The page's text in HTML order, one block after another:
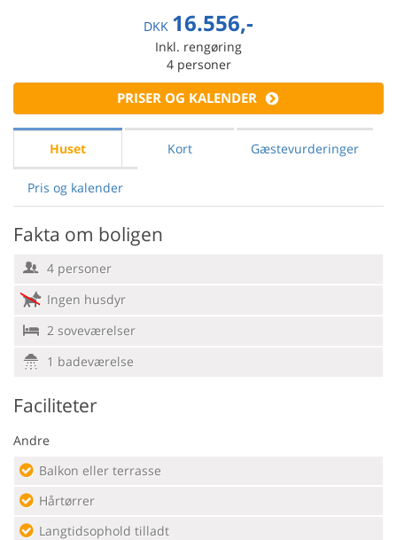
DKK 16.556,-
Inkl. rengøring
4 personer
PRISER OG KALENDER
Huset Kort Gæstevurderinger
Pris og kalender
Fakta om boligen
4 personer
Ingen husdyr
2 soveværelser
1 badeværelse
Faciliteter
Andre
Balkon eller terrasse
Hårtørrer
Langtidsophold tilladt